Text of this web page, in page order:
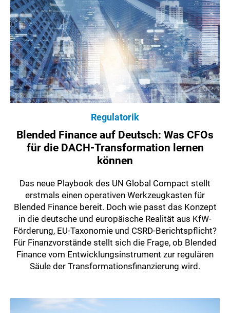
Regulatorik
Blended Finance auf Deutsch: Was CFOs
für die DACH-Transformation lernen
können
Das neue Playbook des UN Global Compact stellt
erstmals einen operativen Werkzeugkasten für
Blended Finance bereit. Doch wie passt das Konzept
in die deutsche und europäische Realität aus KfW-
Förderung, EU-Taxonomie und CSRD-Berichtspflicht?
Für Finanzvorstände stellt sich die Frage, ob Blended
Finance vom Entwicklungsinstrument zur regulären
Säule der Transformationsfinanzierung wird.